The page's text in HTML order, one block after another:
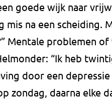
goede wijk naar
mis na een scheiding.
Mentale problemen
“Ik heb
door een
zondag, daarna elke